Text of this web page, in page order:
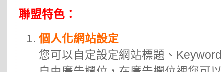
聯盟特色：
個人化網站設定
您可以自定設定網站標題、